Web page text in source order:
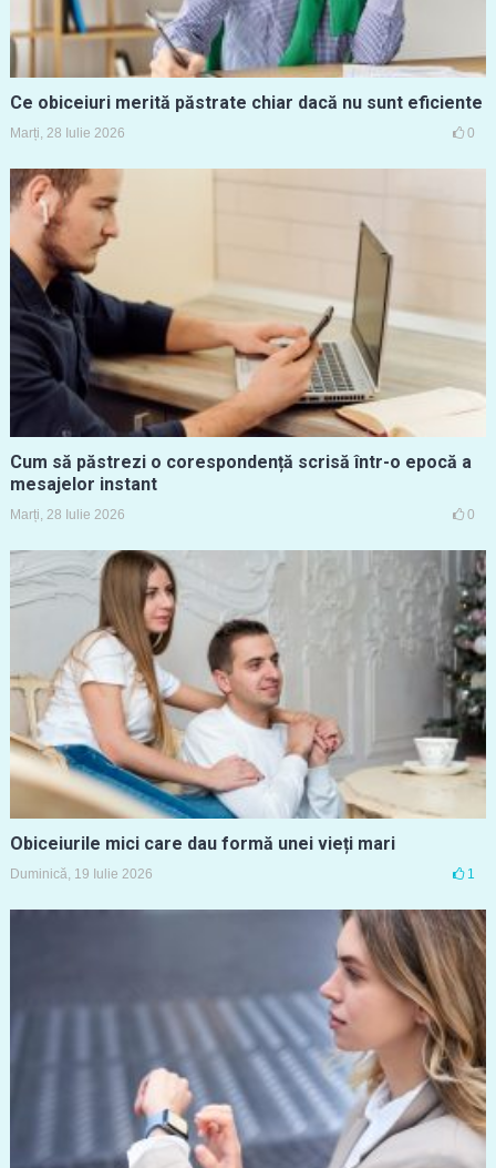
Ce obiceiuri merită păstrate chiar dacă nu sunt eficiente
Marți, 28 Iulie 2026 0
Cum să păstrezi o corespondență scrisă într-o epocă a
mesajelor instant
Marți, 28 Iulie 2026 0
Obiceiurile mici care dau formă unei vieți mari
Duminică, 19 Iulie 2026 1